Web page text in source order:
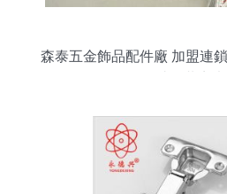
森泰五金飾品配件廠 加盟連